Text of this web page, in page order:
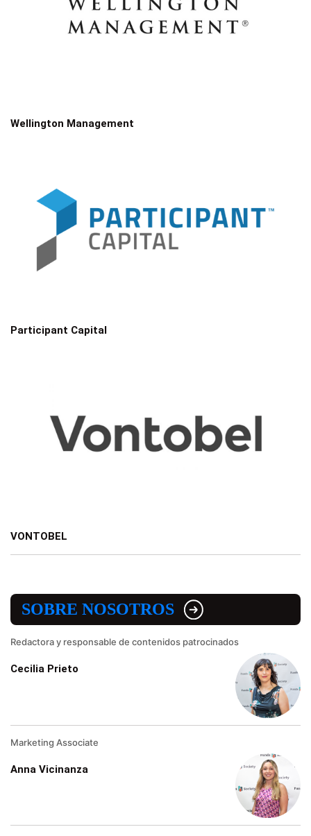
Wellington Management
Participant Capital
VONTOBEL
SOBRE NOSOTROS
Redactora y responsable de contenidos patrocinados
Cecilia Prieto
Marketing Associate
Anna Vicinanza